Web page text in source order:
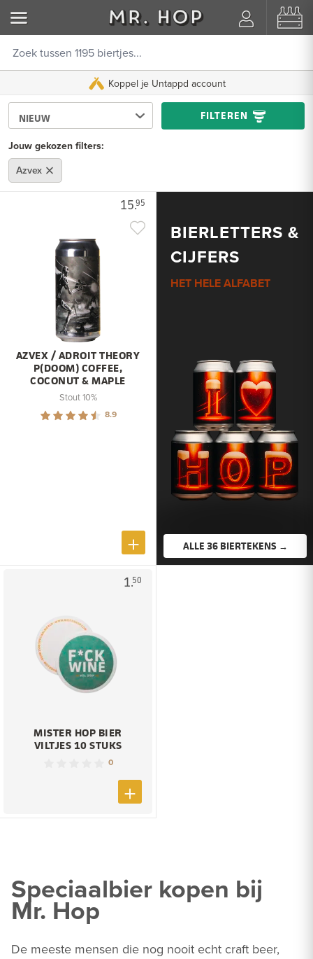
Koppel je Untappd account
FILTEREN
Jouw gekozen filters:
Azvex
15.95
AZVEX / ADROIT THEORY
P(DOOM) COFFEE,
COCONUT & MAPLE
Stout 10%
8.9
BIERLETTERS &
CIJFERS
HET HELE ALFABET
ALLE 36 BIERTEKENS →
1.50
MISTER HOP BIER
VILTJES 10 STUKS
0
Speciaalbier kopen bij
Mr. Hop
De meeste mensen die nog nooit echt craft beer,